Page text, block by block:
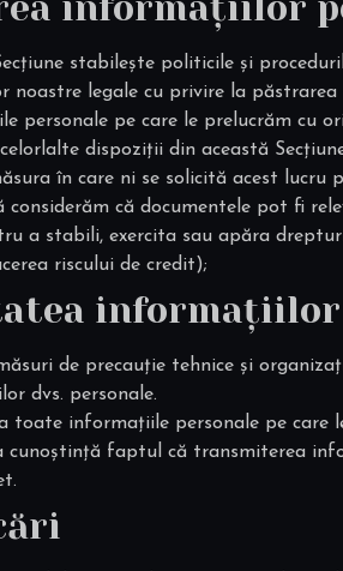
informațiilor
stabilește politicile și
noastre legale cu privire la
personale pe care le prelucrăm cu
dispoziții din această
în care ni se solicită acest lucru
considerăm că documentele pot fi
a stabili, exercita sau apăra
riscului de credit);
informațiilor
de precauție tehnice și
dvs. personale.
toate informațiile personale pe care
cunoștință faptul că transmiterea